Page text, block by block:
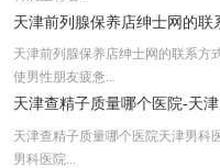
天津泌尿科在线问诊口碑很不错!
天津前列腺保养店绅士网的联
天津前列腺保养店绅士网的联系方
使男性朋友疲惫...
天津查精子质量哪个医院-天
天津查精子质量哪个医院天津男科
男科医院...